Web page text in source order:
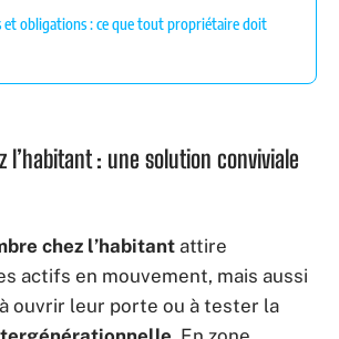
et obligations : ce que tout propriétaire doit
l’habitant : une solution conviviale
chez l’habitant attire
actifs en mouvement, mais aussi
ouvrir leur porte ou à tester la